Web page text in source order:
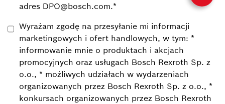
adres DPO@bosch.com.*
Wyrażam zgodę na przesyłanie mi informacji
marketingowych i ofert handlowych, w tym: *
informowanie mnie o produktach i akcjach
promocyjnych oraz usługach Bosch Rexroth Sp. z
o.o., * możliwych udziałach w wydarzeniach
organizowanych przez Bosch Rexroth Sp. z o.o., *
konkursach organizowanych przez Bosch Rexroth